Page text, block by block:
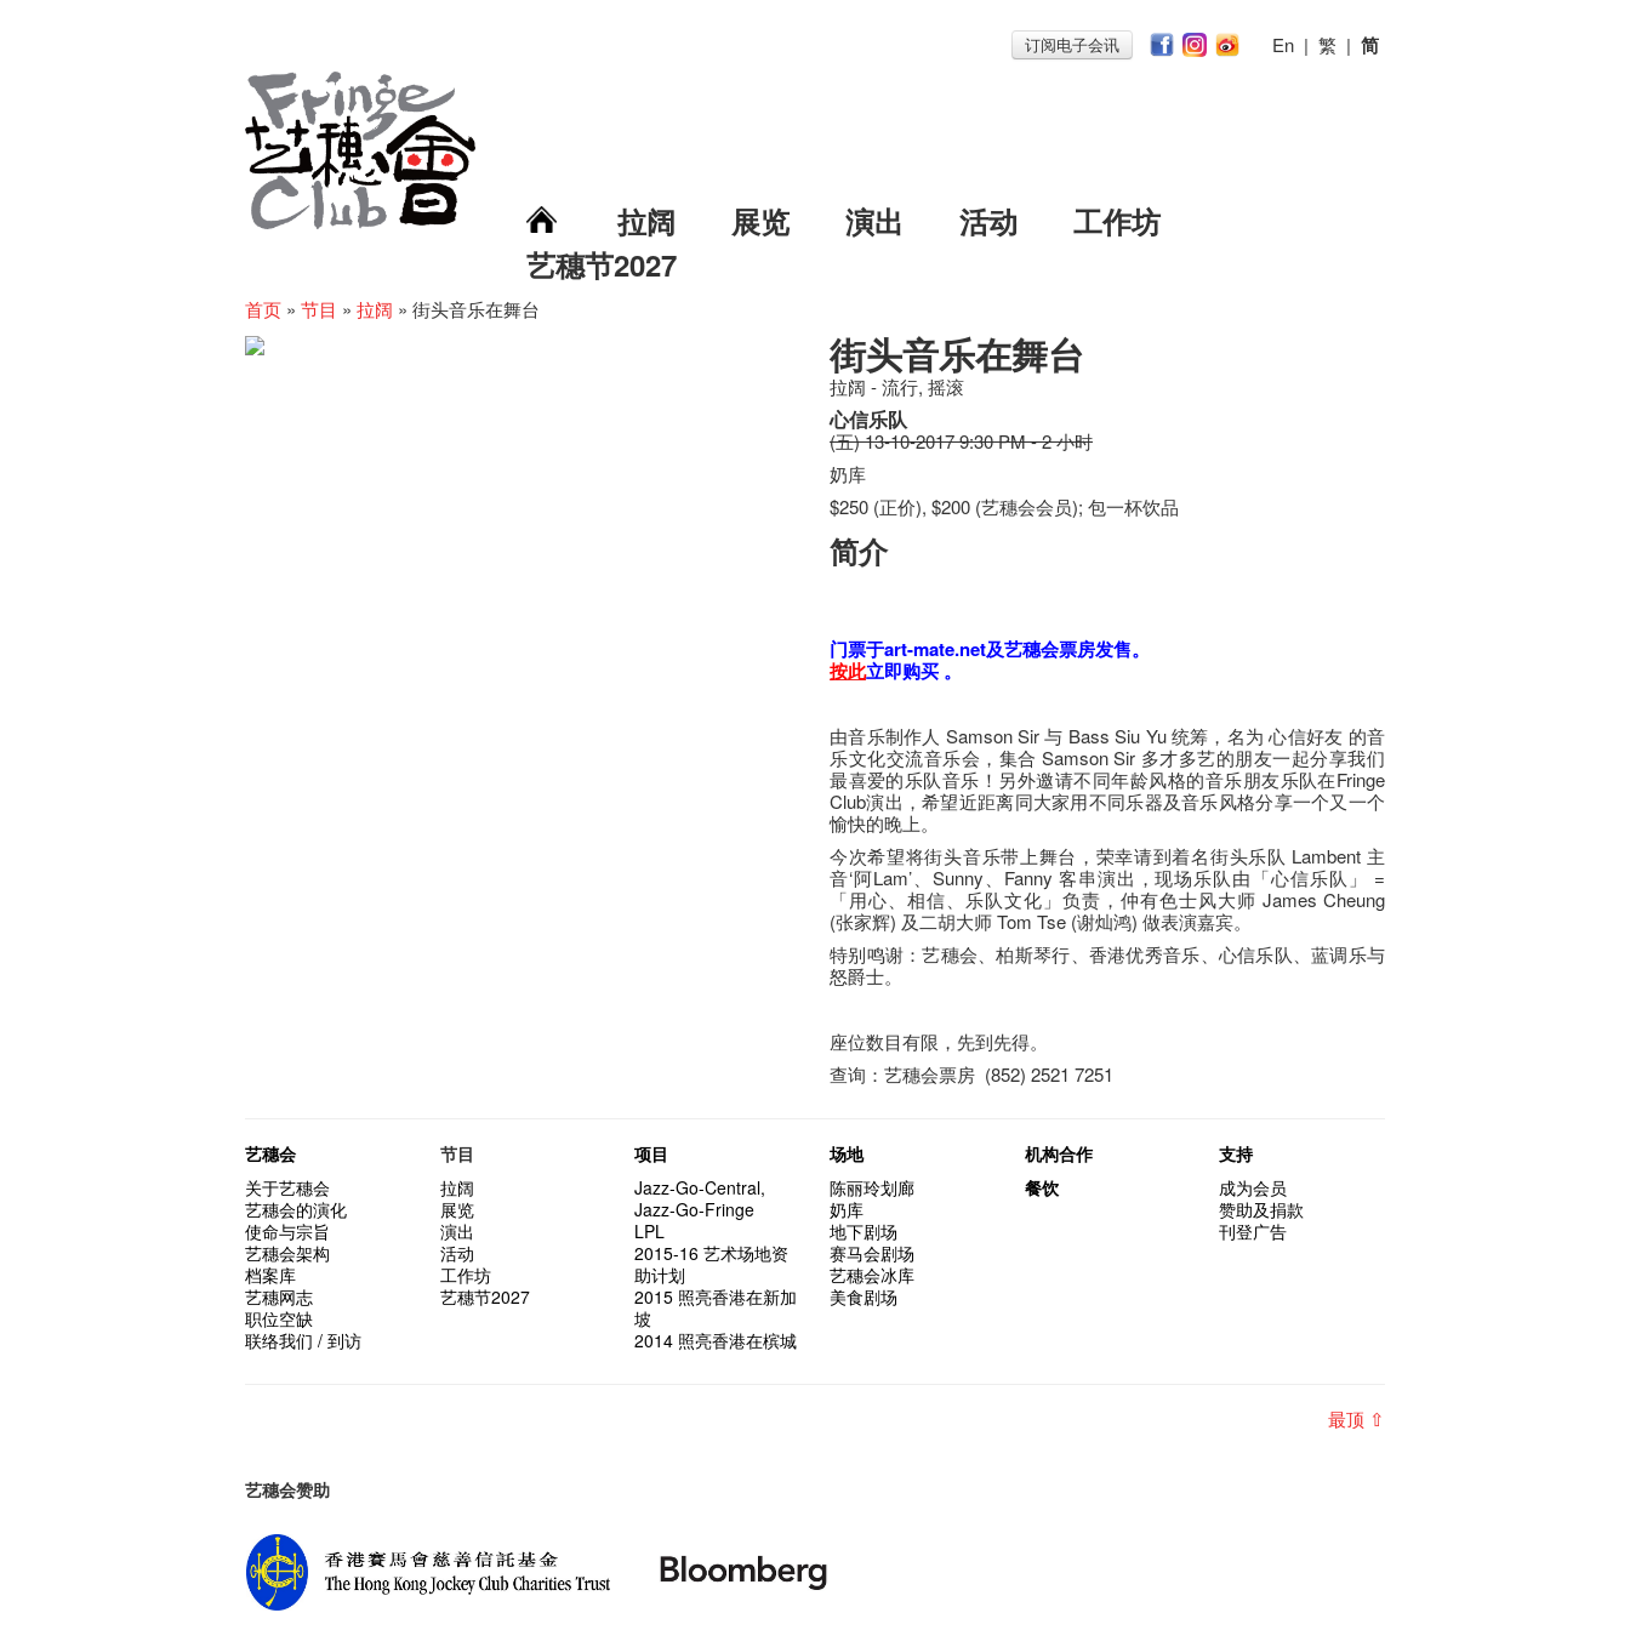
订阅电子会讯 En | 繁 | 简
拉阔 展览 演出 活动
工作坊
艺穗节2027
首页 » 节目 » 拉阔 » 街头音乐在舞台
街头音乐在舞台
拉阔 - 流行, 摇滚
心信乐队
(五) 13-10-2017 9:30 PM - 2 小时
奶库
$250 (正价), $200 (艺穗会会员); 包一杯饮品
简介
门票于art-mate.net及艺穗会票房发售。
按​此立即购​买​ 。
由音乐制作人 Samson Sir 与 Bass Siu Yu 统筹，名为 心信好友 的音
乐文化交流音乐会，集合 Samson Sir 多才多艺的朋友一起分享我们
最喜爱的乐队音乐！另外邀请不同年龄风格的音乐朋友乐队在Fringe
Club演出，希望近距离同大家用不同乐器及音乐风格分享一个又一个
愉快的晚上。
今次希望将街头音乐带上舞台，荣幸请到着名街头乐队 Lambent 主
音‘阿Lam’、Sunny、Fanny 客串演出，现场乐队由「心信乐队」 =
「用心、相信、乐队文化」负责，仲有色士风大师 James Cheung
(张家辉) 及二胡大师 Tom Tse (谢灿鸿) 做表演嘉宾。
特别鸣谢：艺穗会、柏斯琴行、香港优秀音乐、心信乐队、蓝调乐与
怒爵士。
座​位​数目​有​限​，先到先得。
查询：艺穗会票房 (852) 2521 7251
艺穗会
关于艺穗会
艺穗会的演化
使命与宗旨
艺穗会架构
档案库
艺穗网志
职位空缺
联络我们 / 到访
节目
拉阔
展览
演出
活动
工作坊
艺穗节2027
项目
Jazz-Go-Central,
Jazz-Go-Fringe
LPL
2015-16 艺术场地资
助计划
2015 照亮香港在新加
坡
2014 照亮香港在槟城
场地
陈丽玲划廊
奶库
地下剧场
赛马会剧场
艺穗会冰库
美食剧场
机构合作
餐饮
支持
成为会员
赞助及捐款
刊登广告
最顶 ⇧
艺穗会赞助